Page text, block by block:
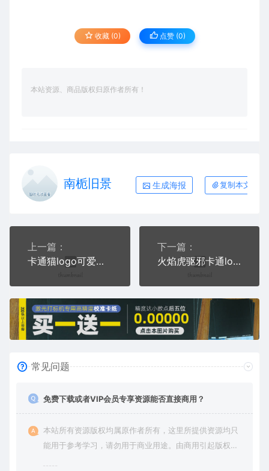
收藏 (0) 点赞 (0)
本站资源、商品版权归原作者所有！
南栀旧景 生成海报 复制本文链接
上一篇：
卡通猫logo可爱线条简略AI8.0格式激光打标文件通用矢量图
下一篇：
火焰虎驱邪卡通logo凶猛AI8.0格式激光打标文件通用矢量图
常见问题
免费下载或者VIP会员专享资源能否直接商用？
本站所有资源版权均属原作者所有，这里所提供资源均只
能用于参考学习，请勿用于商业用途。由商用引起版权纠